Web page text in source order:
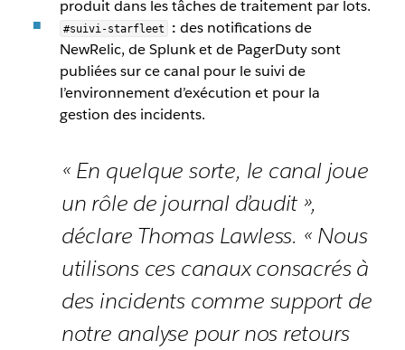
produit dans les tâches de traitement par lots.
#suivi-starfleet : des notifications de
NewRelic, de Splunk et de PagerDuty sont
publiées sur ce canal pour le suivi de
l’environnement d’exécution et pour la
gestion des incidents.
« En quelque sorte, le canal joue
un rôle de journal d’audit »,
déclare Thomas Lawless. « Nous
utilisons ces canaux consacrés à
des incidents comme support de
notre analyse pour nos retours